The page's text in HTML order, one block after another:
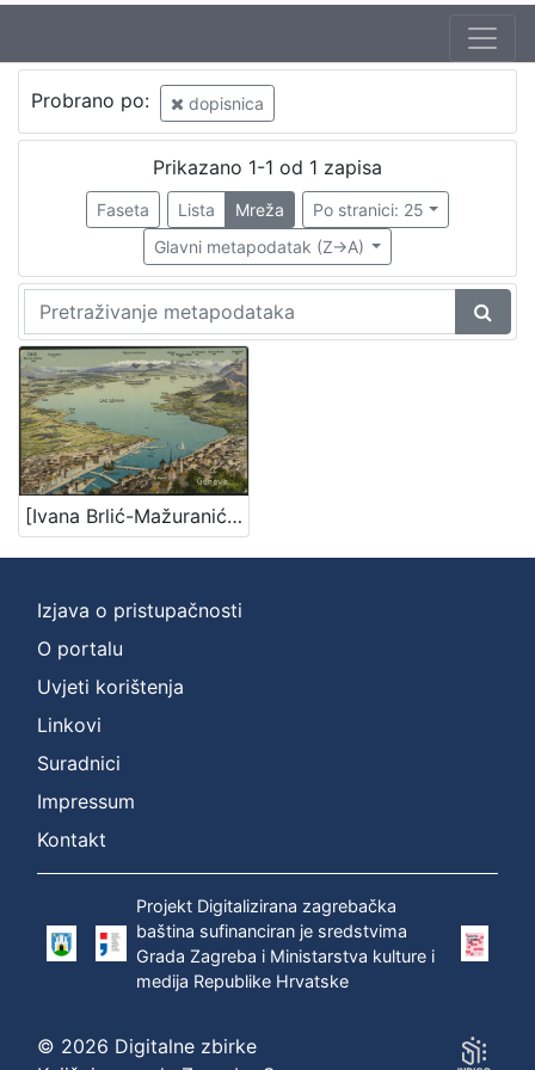
Probrano po: dopisnica
Prikazano 1-1 od 1 zapisa
Faseta Lista Mreža
Po stranici: 25
Glavni metapodatak (Z->A)
[Ivana Brlić-Mažuranić] : [dopisnice i razglednice]
Izjava o pristupačnosti
O portalu
Uvjeti korištenja
Linkovi
Suradnici
Impressum
Kontakt
Projekt Digitalizirana zagrebačka
baština sufinanciran je sredstvima
Grada Zagreba i Ministarstva kulture i
medija Republike Hrvatske
© 2026 Digitalne zbirke